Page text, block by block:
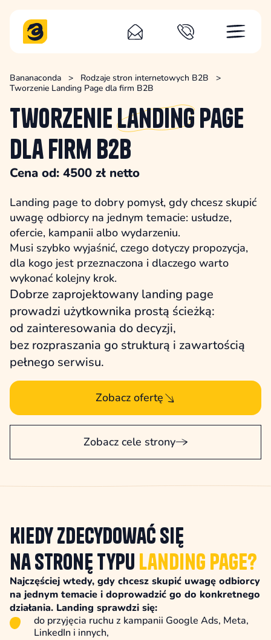
Bananaconda > Rodzaje stron internetowych B2B
>
Tworzenie Landing Page dla firm B2B
TworzenieLandingPage
dla firm B2B
Cena od: 4500 zł netto
Landing page to dobry pomysł, gdy chcesz skupić
uwagę odbiorcy na jednym temacie: usłudze,
ofercie, kampanii albo wydarzeniu.
Musi szybko wyjaśnić, czego dotyczy propozycja,
dla kogo jest przeznaczona i dlaczego warto
wykonać kolejny krok.
Dobrze zaprojektowany landing page
prowadzi użytkownika prostą ścieżką:
od zainteresowania do decyzji,
bez rozpraszania go strukturą i zawartością
pełnego serwisu.
Zobacz ofertę
Zobacz cele strony
Kiedy zdecydować się
na stronę typu Landing Page?
Najczęściej wtedy, gdy chcesz skupić uwagę odbiorcy
na jednym temacie i doprowadzić go do konkretnego
działania. Landing sprawdzi się:
do przyjęcia ruchu z kampanii Google Ads, Meta,
LinkedIn i innych,